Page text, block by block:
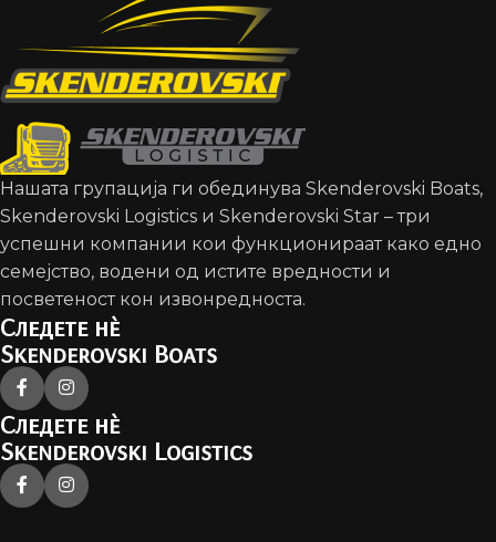
Нашата групација ги обединува Skenderovski Boats,
Skenderovski Logistics и Skenderovski Star – три
успешни компании кои функционираат како едно
семејство, водени од истите вредности и
посветеност кон извонредноста.
Следете нè
Skenderovski Boats
Следете нè
Skenderovski Logistics